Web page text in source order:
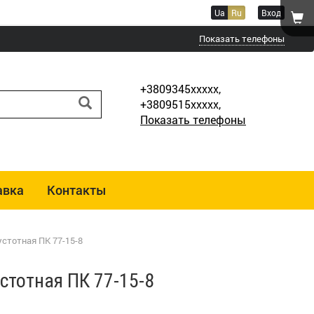
Ua Ru Вход
Показать телефоны
+3809345xxxxx,
+3809515xxxxx,
Показать телефоны
Контакты
ПК 77-15-8
ПК 77-15-8